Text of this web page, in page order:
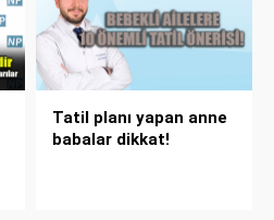
Tatil planı yapan anne
babalar dikkat!